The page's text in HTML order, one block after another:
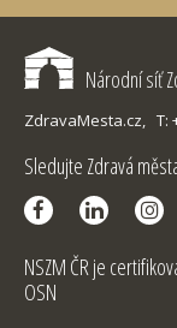
Národní síť
ZdravaMesta.cz, T:
Sledujte Zdravá
NSZM ČR je
OSN